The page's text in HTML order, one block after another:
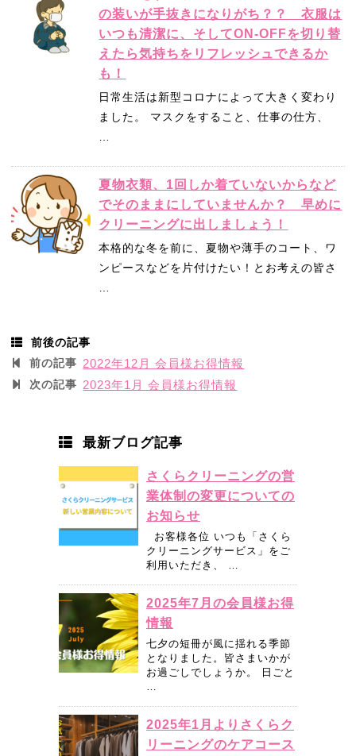
の装いが手抜きになりがち？？ 衣服は
いつも清潔に、そしてON-OFFを切り替
えたら気持ちをリフレッシュできるか
も！
日常生活は新型コロナによって大きく変わり
ました。 マスクをすること、仕事の仕方、
夏物衣類、1回しか着ていないからなど
でそのままにしていませんか？ 早めに
クリーニングに出しましょう！
本格的な冬を前に、夏物や薄手のコート、ワ
ンピースなどを片付けたい！とお考えの皆さ
前後の記事
前の記事 2022年12月 会員様お得情報
次の記事 2023年1月 会員様お得情報
最新ブログ記事
さくらクリーニングの営
業体制の変更についての
お知らせ
お客様各位 いつも「さくら
クリーニングサービス」をご
利用いただき、 …
2025年7月の会員様お得
情報
七夕の短冊が風に揺れる季節
となりました。皆さまいかが
お過ごしでしょうか。 日ごと
…
2025年1月よりさくらク
リーニングのケアコース